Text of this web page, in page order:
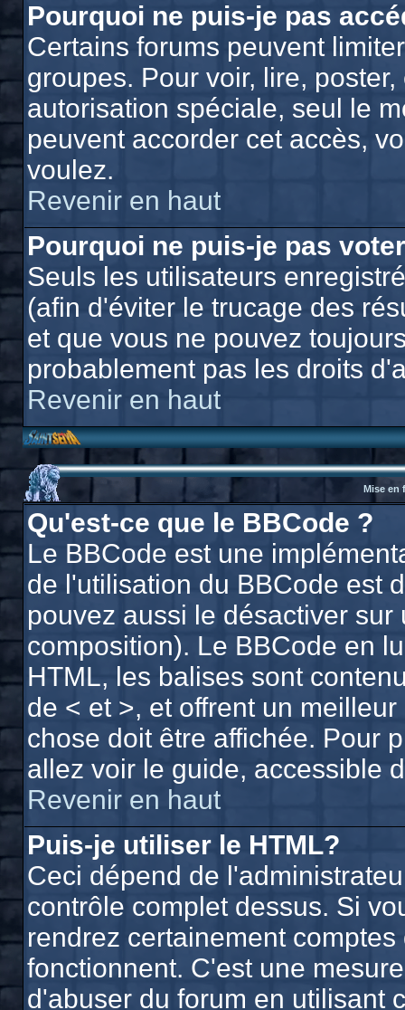
Pourquoi ne puis-je pas
Certains forums peuvent
groupes. Pour voir, lire,
autorisation spéciale, seul le
peuvent accorder cet accès,
voulez.
Revenir en haut
Pourquoi ne puis-je pas
Seuls les utilisateurs
(afin d'éviter le trucage des
et que vous ne pouvez
probablement pas les droits
Revenir en haut
Mise en
Qu'est-ce que le BBCode ?
Le BBCode est une
de l'utilisation du BBCode est
pouvez aussi le désactiver
composition). Le BBCode en
HTML, les balises sont
de < et >, et offrent un
chose doit être affichée. Pour
allez voir le guide, accessible
Revenir en haut
Puis-je utiliser le HTML?
Ceci dépend de
contrôle complet dessus. Si
rendrez certainement
fonctionnent. C'est une
d'abuser du forum en utilisant